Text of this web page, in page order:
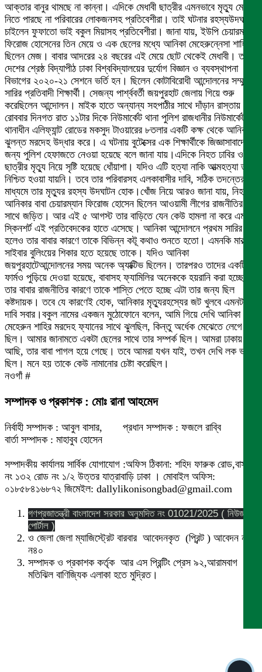
আক্তার বানুর থামছে না কান্না। এদিকে মেধাবী ছাত্রীর এমনভাবে মৃত্যু মেনে
নিতে পারছে না পরিবারের লোকজনসহ প্রতিবেশীরা। তাই ঘটনার রহস্যউদঘাটন
চাইলেন ফুফাতো ভাই বকুল মিয়াসহ প্রতিবেশীরা। জানা যায়, ইউপি চেয়ারম্যান
ফিরোজ হোসেনের তিন মেয়ে ও এক ছেলের মধ্যে আনিকা মেহেরুন্নেসা শাহি
ছিলেন মেজ। বাবার আদরের ২৪ বছরের এই মেয়ে ছোট থেকেই মেধাবী। তাই
দেশের শ্রেষ্ঠ বিদ্যাপীঠ ঢাকা বিশ্ববিদ্যালয়ের দুর্যোগ বিজ্ঞান ও ব্যবস্থাপনা
বিভাগের ২০২০-২১ সেশনে ভর্তি হন। ছিলেন কোটাবিরোধী আন্দোলনের সম্মুখ
সারির প্রতিবাদী শিক্ষার্থী। সেজন্য পার্শ্ববর্তী জয়পুরহাট জেলায় গিয়ে শুরু
করেছিলেন আন্দোলন। মাইক হাতে অন্যান্য সহপাঠীর সাথে দাঁড়ান রাস্তায়।
রোববার দিনগত রাত ১১টার দিকে নিউমার্কেট থানা পুলিশ রাজধানীর নিউমার্কেট
থানাধীন এলিফ্যান্ট রোডের মকসুদ টাওয়ারের ৮তলার একটি কক্ষ থেকে আনিকার
ঝুলন্ত মরদেহ উদ্ধার করে। এ ঘটনায় বুটেক্সের এক শিক্ষার্থীকে জিজ্ঞাসাবাদের
জন্য পুলিশ হেফাজতে নেওয়া হয়েছে বলে জানা যায়।এদিকে নিহত ঢাবির ওই
ছাত্রীর মৃত্যু নিয়ে সৃষ্টি হয়েছে ধোঁয়াশা। যদিও এটি হত্যা নাকি আত্মহত্যা তা
নিশ্চিত হওয়া যায়নি। তবে তার পরিবারসহ এলকাবাসীর দাবি, সঠিক তদন্তের
মাধ্যমে তার মৃত্যুর রহস্য উদঘাটন হোক।খোঁজ নিয়ে আরও জানা যায়, নিহত
আনিকার বাবা চেয়ারম্যান ফিরোজ হোসেন ছিলেন আওয়ামী লীগের রাজনীতির
সাথে জড়িত। আর এই ৫ আগস্ট তার বাড়িতে যেন কেউ হামলা না করে এমন
স্কিনশর্ট এই প্রতিবেদকের হাতে এসেছে। আনিকা আন্দোলনে প্রথম সারির
হলেও তার বাবার কারণে তাকে বিভিন্ন কটূ কথাও শুনতে হতো। এমনকি মারাত্মক
সাইবার বুলিংয়ের শিকার হতে হয়েছে তাকে। যদিও আনিকা
জয়পুরহাটেআন্দোলনের সময় অনেক অ্যাক্টিভ ছিলেন। তারপরও তাদের একটি
ফার্মও পুড়িয়ে দেওয়া হয়েছে, বাবাসহ ফ্যামিলির অনেককে হয়রানি করা হচ্ছে।
তার বাবার রাজনীতির কারণে তাকে শাস্তি পেতে হচ্ছে এটা তার জন্য ছিল
কষ্টদায়ক। তবে যে কারণেই হোক, আনিকার মৃত্যুরহস্যের জট খুলবে এমনটাই
দাবি সবার।বকুল নামের একজন মুঠোফোনে বলেন, আমি গিয়ে দেখি আনিকা
মেহেরুন শাহির মরদেহ ফ্যানের সাথে ঝুলছিল, কিন্তু অর্ধেক মেঝেতে লেগে
ছিল। আমার জানামতে একটা ছেলের সাথে তার সম্পর্ক ছিল। আমরা ঢাকায়
আছি, তার বাবা পাগল হয়ে গেছে। তবে আমরা যখন যাই, তখন দেখি লক ভাঙা
ছিল। মনে হয় তাকে কেউ নামানোর চেষ্টা করেছিল।
নওগাঁ #
সম্পাদক ও প্রকাশক : মোঃ রানা আহমেদ
নির্বাহী সম্পাদক : আবুল বাসার, প্রধান সম্পাদক : ফজলে রাব্বি
বার্তা সম্পাদক : মাহাবুব হোসেন
সম্পাদকীয় কার্যালয় সার্বিক যোগাযোগ :অফিস ঠিকানা: শহিদ ফারুক রোড,বাসা
নং ১৩২ রোড নং ১/২ উত্তর যাত্রাবাড়ি ঢাকা । মোবাইল অফিস:
০১৮৫৮৪১৬৮৭২ জিমেইল: dallylikonisongbad@gmail.com
গণপ্রজাতন্ত্রী বাংলাদেশ সরকার অনুমদিত নং 01021/2025 ( নিউজ
পোর্টাল )
ও জেলা জেলা ম্যাজিস্ট্রেট বারবার আবেদনকৃত (প্রিন্ট ) আবেদন নং
ন৪০
সম্পাদক ও প্রকাশক কর্তৃক আর এস প্রিন্টিং প্রেস ৯২,আরামবাগ
মতিঝিল বাণিজ্যিক এলাকা হতে মুদ্রিত।